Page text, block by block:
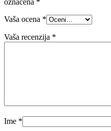
označena *
Vaša ocena *
Vaša recenzija *
Ime *